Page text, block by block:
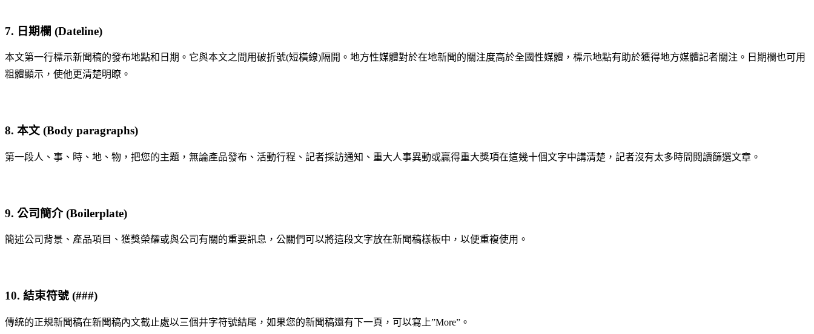
7. 日期欄 (Dateline)
本文第一行標示新聞稿的發布地點和日期。它與本文之間用破折號(短橫線)隔開。地方性媒體對於在地新聞的關注度高於全國性媒體，標示地點有助於獲得地方媒體記者關注。日期欄也可用
粗體顯示，使他更清楚明瞭。
8. 本文 (Body paragraphs)
第一段人、事、時、地、物，把您的主題，無論產品發布、活動行程、記者採訪通知、重大人事異動或贏得重大獎項在這幾十個文字中講清楚，記者沒有太多時間閱讀篩選文章。
9. 公司簡介 (Boilerplate)
簡述公司背景、產品項目、獲獎榮耀或與公司有關的重要訊息，公關們可以將這段文字放在新聞稿樣板中，以便重複使用。
10. 結束符號 (###)
傳統的正規新聞稿在新聞稿內文截止處以三個井字符號結尾，如果您的新聞稿還有下一頁，可以寫上”More”。